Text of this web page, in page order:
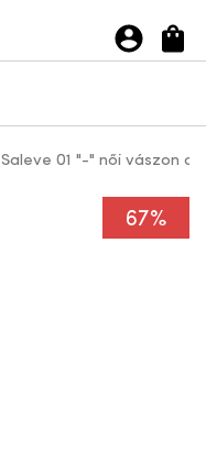
Saleve 01 "-" női vászon
67%